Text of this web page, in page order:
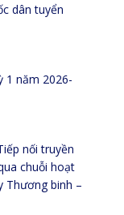
dân tuyển
1 năm 2026-
nối truyền
chuỗi hoạt
Thương binh –